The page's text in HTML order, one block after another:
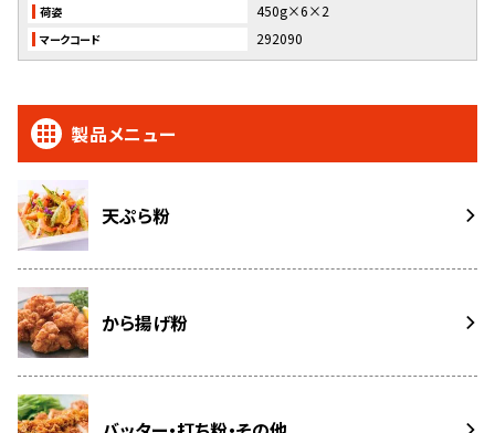
荷姿 450g×6×2
マークコード 292090
製品メニュー
天ぷら粉
から揚げ粉